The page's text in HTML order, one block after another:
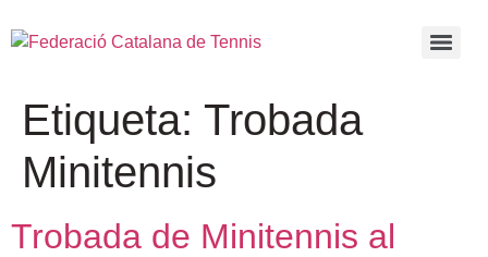
Etiqueta: Trobada
Minitennis
Trobada de Minitennis al